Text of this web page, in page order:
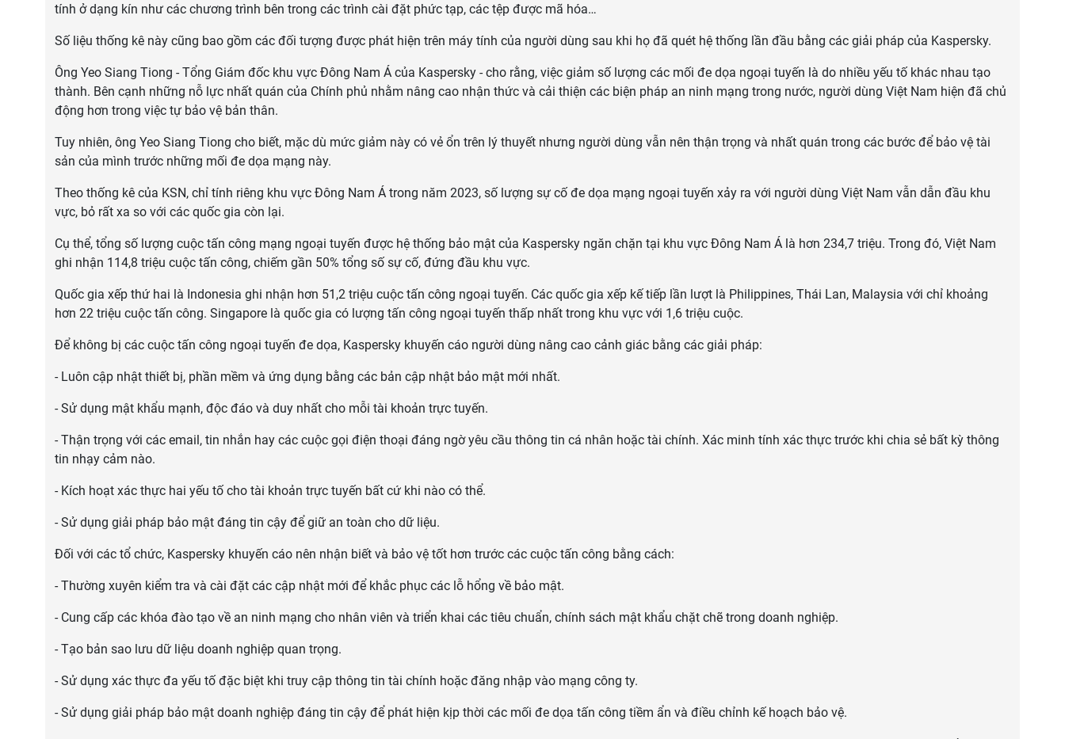
tính ở dạng kín như các chương trình bên trong các trình cài đặt phức tạp, các tệp được mã hóa…
Số liệu thống kê này cũng bao gồm các đối tượng được phát hiện trên máy tính của người dùng sau khi họ đã quét hệ thống lần đầu bằng các giải pháp của Kaspersky.
Ông Yeo Siang Tiong - Tổng Giám đốc khu vực Đông Nam Á của Kaspersky - cho rằng, việc giảm số lượng các mối đe dọa ngoại tuyến là do nhiều yếu tố khác nhau tạo
thành. Bên cạnh những nỗ lực nhất quán của Chính phủ nhằm nâng cao nhận thức và cải thiện các biện pháp an ninh mạng trong nước, người dùng Việt Nam hiện đã chủ
động hơn trong việc tự bảo vệ bản thân.
Tuy nhiên, ông Yeo Siang Tiong cho biết, mặc dù mức giảm này có vẻ ổn trên lý thuyết nhưng người dùng vẫn nên thận trọng và nhất quán trong các bước để bảo vệ tài
sản của mình trước những mối đe dọa mạng này.
Theo thống kê của KSN, chỉ tính riêng khu vực Đông Nam Á trong năm 2023, số lượng sự cố đe dọa mạng ngoại tuyến xảy ra với người dùng Việt Nam vẫn dẫn đầu khu
vực, bỏ rất xa so với các quốc gia còn lại.
Cụ thể, tổng số lượng cuộc tấn công mạng ngoại tuyến được hệ thống bảo mật của Kaspersky ngăn chặn tại khu vực Đông Nam Á là hơn 234,7 triệu. Trong đó, Việt Nam
ghi nhận 114,8 triệu cuộc tấn công, chiếm gần 50% tổng số sự cố, đứng đầu khu vực.
Quốc gia xếp thứ hai là Indonesia ghi nhận hơn 51,2 triệu cuộc tấn công ngoại tuyến. Các quốc gia xếp kế tiếp lần lượt là Philippines, Thái Lan, Malaysia với chỉ khoảng
hơn 22 triệu cuộc tấn công. Singapore là quốc gia có lượng tấn công ngoại tuyến thấp nhất trong khu vực với 1,6 triệu cuộc.
Để không bị các cuộc tấn công ngoại tuyến đe dọa, Kaspersky khuyến cáo người dùng nâng cao cảnh giác bằng các giải pháp:
- Luôn cập nhật thiết bị, phần mềm và ứng dụng bằng các bản cập nhật bảo mật mới nhất.
- Sử dụng mật khẩu mạnh, độc đáo và duy nhất cho mỗi tài khoản trực tuyến.
- Thận trọng với các email, tin nhắn hay các cuộc gọi điện thoại đáng ngờ yêu cầu thông tin cá nhân hoặc tài chính. Xác minh tính xác thực trước khi chia sẻ bất kỳ thông
tin nhạy cảm nào.
- Kích hoạt xác thực hai yếu tố cho tài khoản trực tuyến bất cứ khi nào có thể.
- Sử dụng giải pháp bảo mật đáng tin cậy để giữ an toàn cho dữ liệu.
Đối với các tổ chức, Kaspersky khuyến cáo nên nhận biết và bảo vệ tốt hơn trước các cuộc tấn công bằng cách:
- Thường xuyên kiểm tra và cài đặt các cập nhật mới để khắc phục các lỗ hổng về bảo mật.
- Cung cấp các khóa đào tạo về an ninh mạng cho nhân viên và triển khai các tiêu chuẩn, chính sách mật khẩu chặt chẽ trong doanh nghiệp.
- Tạo bản sao lưu dữ liệu doanh nghiệp quan trọng.
- Sử dụng xác thực đa yếu tố đặc biệt khi truy cập thông tin tài chính hoặc đăng nhập vào mạng công ty.
- Sử dụng giải pháp bảo mật doanh nghiệp đáng tin cậy để phát hiện kịp thời các mối đe dọa tấn công tiềm ẩn và điều chỉnh kế hoạch bảo vệ.